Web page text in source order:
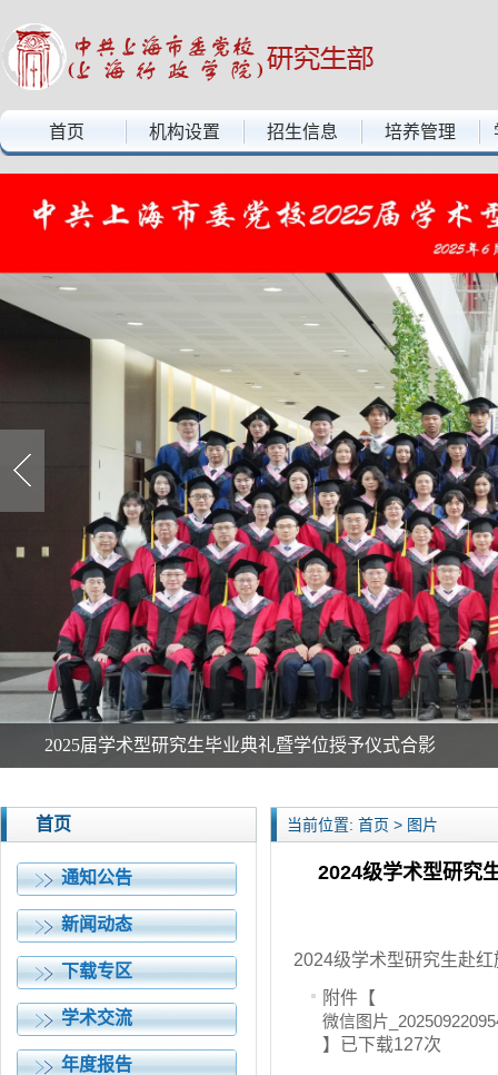
中共上海市委党校上海行政学院——研究生部
首页 机构设置 招生信息 培养管理
2025届MPA研究生毕业典礼暨学位授予仪式合影
首页
通知公告
新闻动态
下载专区
学术交流
年度报告
当前位置: 首页 > 图片
2024级学术型研究
2024级学术型研究生赴
附件【
微信图片
】已下载127次